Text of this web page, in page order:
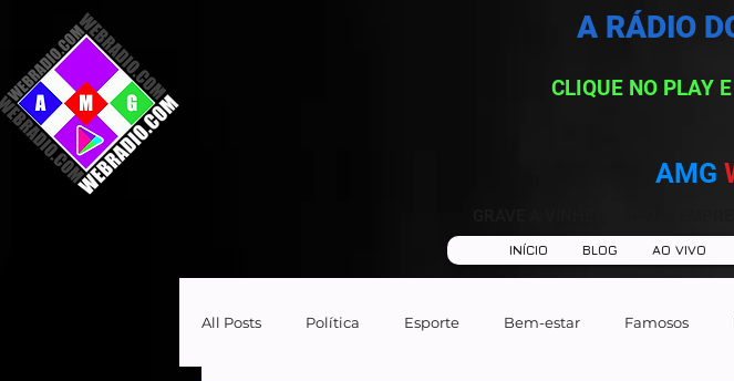
CLIQUE NO PLAY
AMG
GRAVE A VINHETA DE SUA
A RÁDIO
INÍCIO BLOG AO VIVO
All Posts Política Esporte Bem-estar Famosos